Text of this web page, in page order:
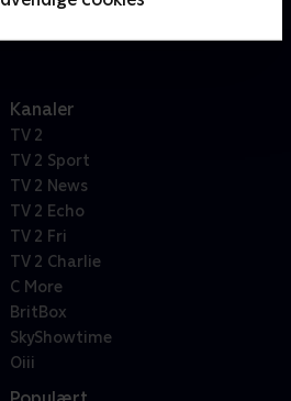
Kanaler
TV 2
TV 2 Sport
TV 2 News
TV 2 Echo
TV 2 Fri
TV 2 Charlie
C More
BritBox
SkyShowtime
Oiii